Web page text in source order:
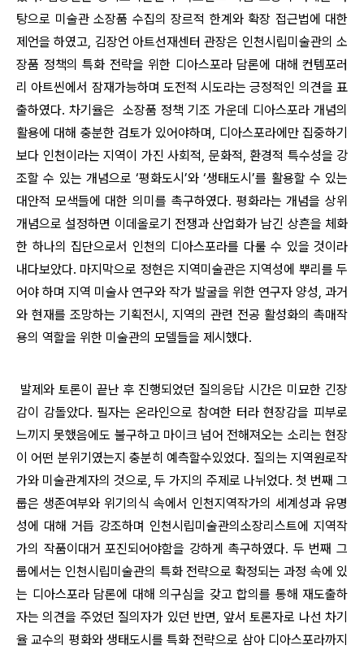
탕으로 미술관 소장품 수집의 장르적 한계와 확장 접근법에 대한
제언을 하였고, 김장언 아트선재센터 관장은 인천시립미술관의 소
장품 정책의 특화 전략을 위한 디아스포라 담론에 대해 컨템포러
리 아트씬에서 잠재가능하며 도전적 시도라는 긍정적인 의견을 표
출하였다. 차기율은 소장품 정책 기조 가운데 디아스포라 개념의
활용에 대해 충분한 검토가 있어야하며, 디아스포라에만 집중하기
보다 인천이라는 지역이 가진 사회적, 문화적, 환경적 특수성을 강
조할 수 있는 개념으로 ‘평화도시’와 ‘생태도시’를 활용할 수 있는
대안적 모색들에 대한 의미를 촉구하였다. 평화라는 개념을 상위
개념으로 설정하면 이데올로기 전쟁과 산업화가 남긴 상흔을 체화
한 하나의 집단으로서 인천의 디아스포라를 다룰 수 있을 것이라
내다보았다. 마지막으로 정현은 지역미술관은 지역성에 뿌리를 두
어야 하며 지역 미술사 연구와 작가 발굴을 위한 연구자 양성, 과거
와 현재를 조망하는 기획전시, 지역의 관련 전공 활성화의 촉매작
용의 역할을 위한 미술관의 모델들을 제시했다.
발제와 토론이 끝난 후 진행되었던 질의응답 시간은 미묘한 긴장
감이 감돌았다. 필자는 온라인으로 참여한 터라 현장감을 피부로
느끼지 못했음에도 불구하고 마이크 넘어 전해져오는 소리는 현장
이 어떤 분위기였는지 충분히 예측할수있었다. 질의는 지역원로작
가와 미술관계자의 것으로, 두 가지의 주제로 나뉘었다. 첫 번째 그
룹은 생존여부와 위기의식 속에서 인천지역작가의 세계성과 유명
성에 대해 거듭 강조하며 인천시립미술관의소장리스트에 지역작
가의 작품이대거 포진되어야함을 강하게 촉구하였다. 두 번째 그
룹에서는 인천시립미술관의 특화 전략으로 확정되는 과정 속에 있
는 디아스포라 담론에 대해 의구심을 갖고 합의를 통해 재도출하
자는 의견을 주었던 질의자가 있던 반면, 앞서 토론자로 나선 차기
율 교수의 평화와 생태도시를 특화 전략으로 삼아 디아스포라까지